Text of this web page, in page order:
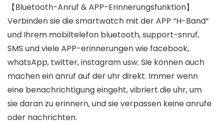
【Bluetooth-Anruf & APP-Erinnerungsfunktion】
Verbinden sie die smartwatch mit der APP “H-Band“
und Ihrem mobiltelefon bluetooth, support-snruf,
SMS und viele APP-erinnerungen wie facebook,
whatsApp, twitter, instagram usw. Sie können auch
machen ein anruf auf der uhr direkt. Immer wenn
eine benachrichtigung eingeht, vibriert die uhr, um
sie daran zu erinnern, und sie verpassen keine anrufe
oder nachrichten.